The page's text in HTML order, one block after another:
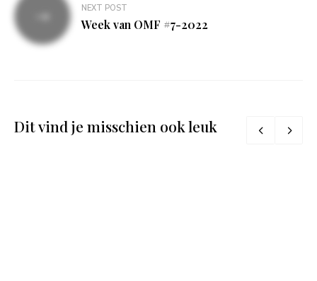
NEXT POST
Week van OMF #7-2022
Dit vind je misschien ook leuk